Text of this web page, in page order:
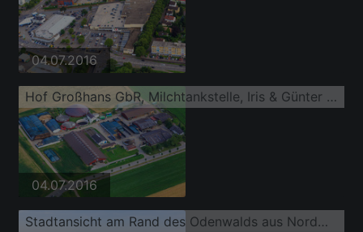
04.07.2016
Hof Großhans GbR, Milchtankstelle, Iris & Günter Großhans
04.07.2016
Stadtansicht am Rand des Odenwalds aus Nordwesten mit Mannheime Straße , REWE Center Markus Mauz und Mercedes-Benz Service Weinheim, ŠKODA Autohaus Weinheim - Autowelt Ebert